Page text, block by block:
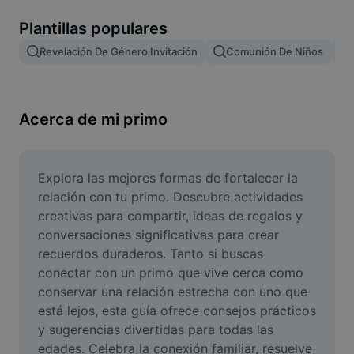
Image merge
Resize Image
Meme Generator
AI Text Remover
AI People Remover
AI Inpainting
Face Cutout
Plantillas populares
Revelación De Género Invitación Comunión De Niños
Acerca de mi primo
Explora las mejores formas de fortalecer la
relación con tu primo. Descubre actividades
creativas para compartir, ideas de regalos y
conversaciones significativas para crear
recuerdos duraderos. Tanto si buscas
conectar con un primo que vive cerca como
conservar una relación estrecha con uno que
está lejos, esta guía ofrece consejos prácticos
y sugerencias divertidas para todas las
edades. Celebra la conexión familiar, resuelve